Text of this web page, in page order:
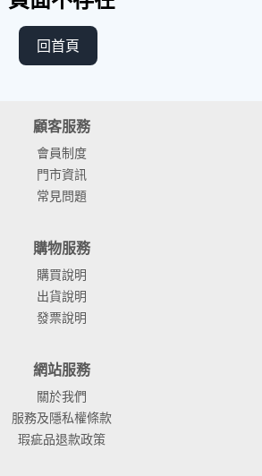
回首頁
顧客服務
會員制度
門市資訊
常見問題
購物服務
購買說明
出貨說明
發票說明
網站服務
關於我們
服務及隱私權條款
瑕疵品退款政策